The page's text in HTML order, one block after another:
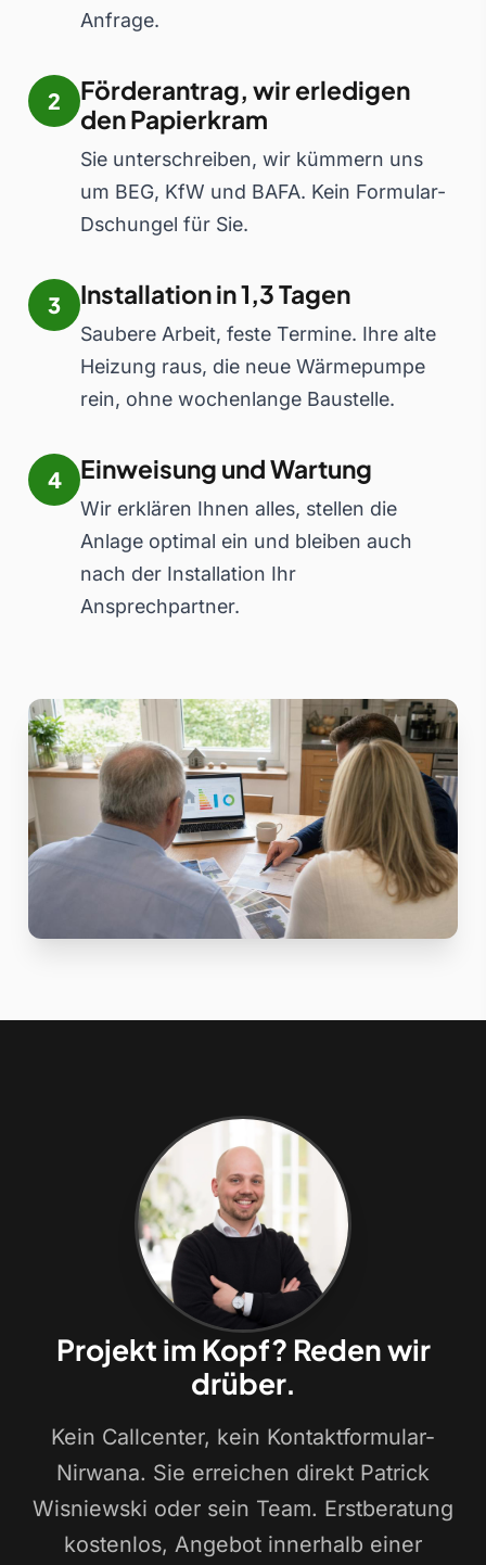
Anfrage.
2
Förderantrag, wir erledigen
den Papierkram
Sie unterschreiben, wir kümmern uns
um BEG, KfW und BAFA. Kein Formular-
Dschungel für Sie.
3 Installation in 1,3 Tagen
Saubere Arbeit, feste Termine. Ihre alte
Heizung raus, die neue Wärmepumpe
rein, ohne wochenlange Baustelle.
4 Einweisung und Wartung
Wir erklären Ihnen alles, stellen die
Anlage optimal ein und bleiben auch
nach der Installation Ihr
Ansprechpartner.
Projekt im Kopf? Reden wir
drüber.
Kein Callcenter, kein Kontaktformular-
Nirwana. Sie erreichen direkt Patrick
Wisniewski oder sein Team. Erstberatung
kostenlos, Angebot innerhalb einer